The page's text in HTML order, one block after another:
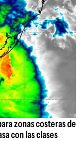
zonas costeras de
con las clases